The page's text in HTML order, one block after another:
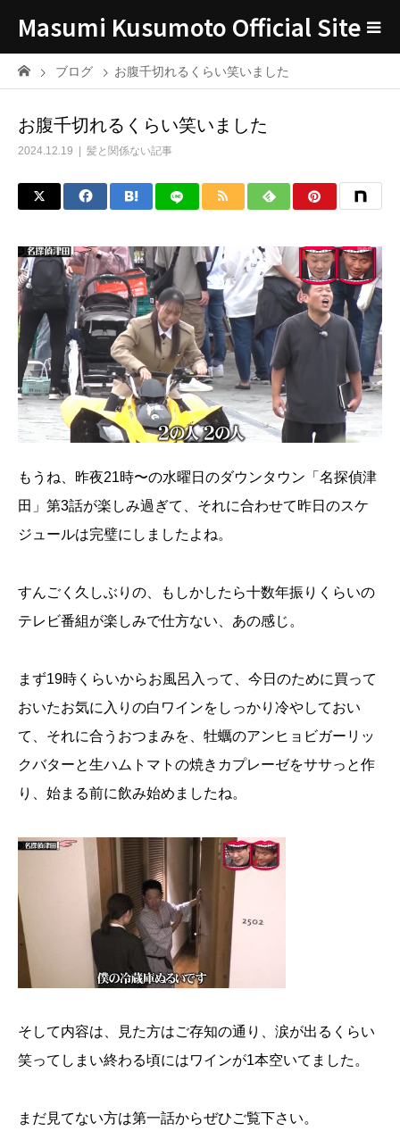
Masumi Kusumoto Official Site
ブログ お腹千切れるくらい笑いました
お腹千切れるくらい笑いました
2024.12.19 髪と関係ない記事
もうね、昨夜21時〜の水曜日のダウンタウン「名探偵津
田」第3話が楽しみ過ぎて、それに合わせて昨日のスケ
ジュールは完璧にしましたよね。
すんごく久しぶりの、もしかしたら十数年振りくらいの
テレビ番組が楽しみで仕方ない、あの感じ。
まず19時くらいからお風呂入って、今日のために買って
おいたお気に入りの白ワインをしっかり冷やしておい
て、それに合うおつまみを、牡蠣のアンヒョビガーリッ
クバターと生ハムトマトの焼きカプレーゼをササっと作
り、始まる前に飲み始めましたね。
そして内容は、見た方はご存知の通り、涙が出るくらい
笑ってしまい終わる頃にはワインが1本空いてました。
まだ見てない方は第一話からぜひご覧下さい。